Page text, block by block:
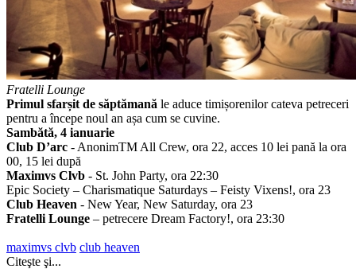
Fratelli Lounge
Primul sfarșit de săptămană le aduce timișorenilor cateva petreceri
pentru a începe noul an așa cum se cuvine.
Sambătă, 4 ianuarie
Club D’arc - AnonimTM All Crew, ora 22, acces 10 lei pană la ora
00, 15 lei după
Maximvs Clvb - St. John Party, ora 22:30
Epic Society – Charismatique Saturdays – Feisty Vixens!, ora 23
Club Heaven - New Year, New Saturday, ora 23
Fratelli Lounge – petrecere Dream Factory!, ora 23:30
maximvs clvb club heaven
Citeşte şi...